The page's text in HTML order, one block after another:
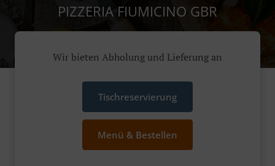
PIZZERIA FIUMICINO GBR
Wir bieten Abholung und Lieferung an
Tischreservierung
Menü & Bestellen